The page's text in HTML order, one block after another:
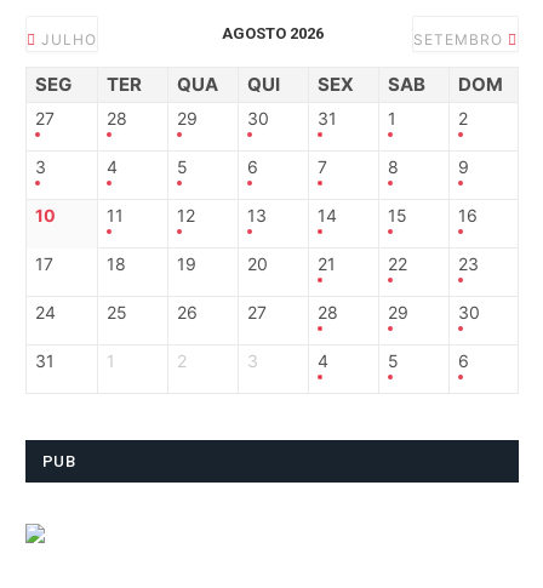
JULHO AGOSTO 2026 SETEMBRO
SEG TER QUA QUI SEX SAB DOM
27 28 29 30 31 1 2
3 4 5 6 7 8 9
10 11 12 13 14 15 16
17 18 19 20 21 22 23
24 25 26 27 28 29 30
31 1 2 3 4 5 6
PUB